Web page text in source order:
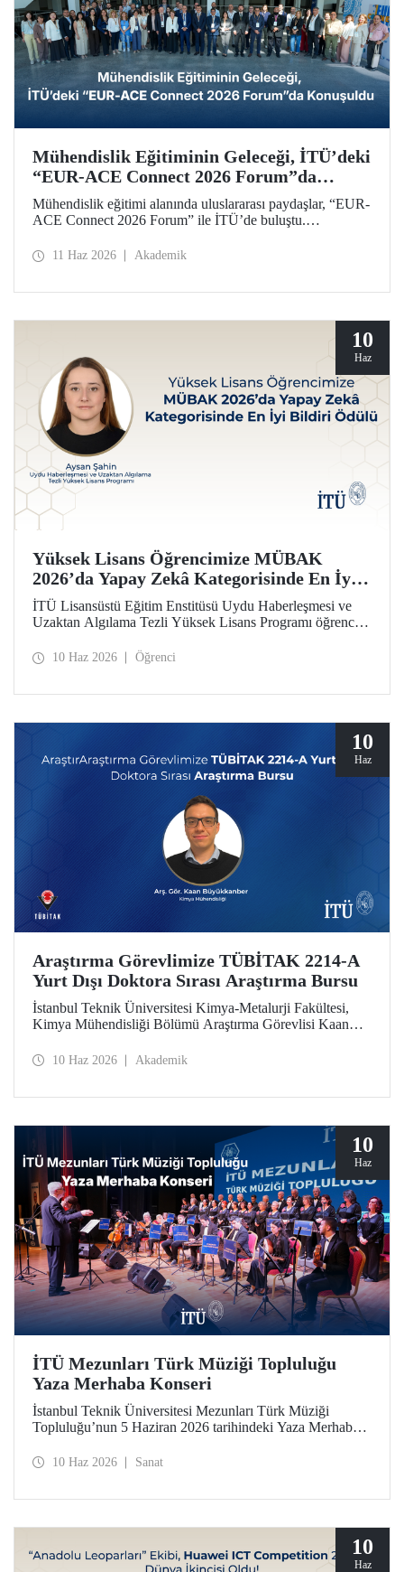
Mühendislik Eğitiminin Geleceği, İTÜ’deki
“EUR-ACE Connect 2026 Forum”da
Konuşuldu
Mühendislik eğitimi alanında uluslararası paydaşlar, “EUR-
ACE Connect 2026 Forum” ile İTÜ’de buluştu.
akademisyenler, akreditasyon kuruluşları, üniversite
11 Haz 2026 Akademik
10
Haz
Yüksek Lisans Öğrencimize MÜBAK
2026’da Yapay Zekâ Kategorisinde En İyi
Bildiri Ödülü
İTÜ Lisansüstü Eğitim Enstitüsü Uydu Haberleşmesi ve
Uzaktan Algılama Tezli Yüksek Lisans Programı öğrencisi
Bilimleri ve Araştırmaları Öğrenci Kongresi’nde (MÜBAK
10 Haz 2026 Öğrenci
10
Haz
Araştırma Görevlimize TÜBİTAK 2214-A
Yurt Dışı Doktora Sırası Araştırma Bursu
İstanbul Teknik Üniversitesi Kimya-Metalurji Fakültesi,
Kimya Mühendisliği Bölümü Araştırma Görevlisi Kaan
Araştırma Bursu kapsamında desteklenmeye hak kazandı.
10 Haz 2026 Akademik
10
Haz
İTÜ Mezunları Türk Müziği Topluluğu
Yaza Merhaba Konseri
İstanbul Teknik Üniversitesi Mezunları Türk Müziği
Topluluğu’nun 5 Haziran 2026 tarihindeki Yaza Merhaba
dinleyicilere unutulmaz bir akşam yaşattı
10 Haz 2026 Sanat
10
Haz